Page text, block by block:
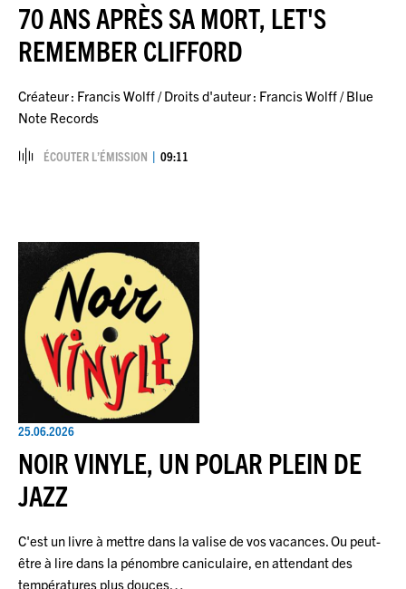
70 ANS APRÈS SA MORT, LET'S
REMEMBER CLIFFORD
Créateur : Francis Wolff / Droits d'auteur : Francis Wolff / Blue
Note Records
ÉCOUTER L’ÉMISSION 09:11
25.06.2026
NOIR VINYLE, UN POLAR PLEIN DE
JAZZ
C'est un livre à mettre dans la valise de vos vacances. Ou peut-
être à lire dans la pénombre caniculaire, en attendant des
températures plus douces…